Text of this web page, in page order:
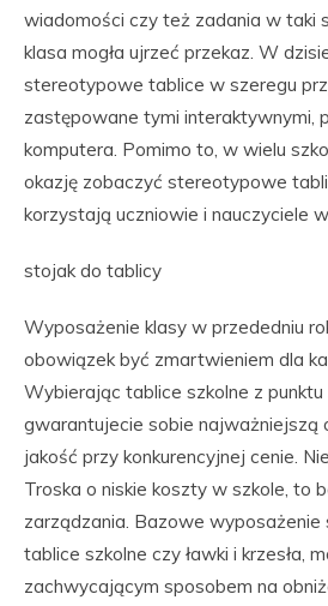
wiadomości czy też zadania w taki
klasa mogła ujrzeć przekaz. W
stereotypowe tablice w szeregu
zastępowane tymi interaktywnymi,
komputera. Pomimo to, w wielu
okazję zobaczyć stereotypowe
korzystają uczniowie i nauczyciele
stojak do tablicy
Wyposażenie klasy w przededniu
obowiązek być zmartwieniem dla
Wybierając tablice szkolne z
gwarantujecie sobie najważniejszą
jakość przy konkurencyjnej cenie.
Troska o niskie koszty w szkole, to
zarządzania. Bazowe wyposażenie
tablice szkolne czy ławki i krzesła,
zachwycającym sposobem na